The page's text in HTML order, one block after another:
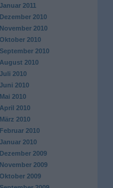
Januar 2011
Dezember 2010
November 2010
Oktober 2010
September 2010
August 2010
Juli 2010
Juni 2010
Mai 2010
April 2010
März 2010
Februar 2010
Januar 2010
Dezember 2009
November 2009
Oktober 2009